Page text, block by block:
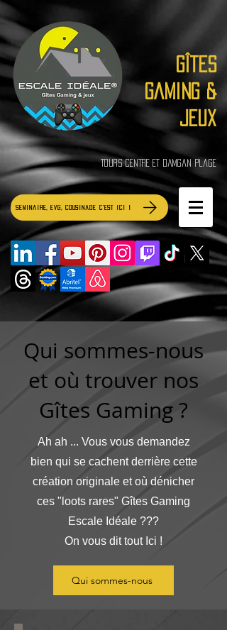
Gîtes
Gaming &
jeux
Tours Centre et Damgan Plage
Séminaire, EVG, Cousinade c'est ici !
Qui sommes-nous
et où trouver nos
Gîtes Gaming ?
Ah ah ... Vous vous demandez
bien qui se cachent derrière cette
création originale et où dénicher
ces "loots rares" Gîtes Gaming
Escale Idéale ???
On vous dit tout Ici !
Qui sommes-nous